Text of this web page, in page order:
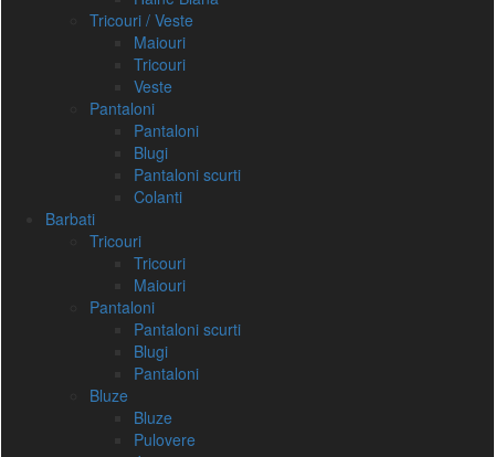
Tricouri / Veste
Maiouri
Tricouri
Veste
Pantaloni
Pantaloni
Blugi
Pantaloni scurti
Colanti
Barbati
Tricouri
Tricouri
Maiouri
Pantaloni
Pantaloni scurti
Blugi
Pantaloni
Bluze
Bluze
Pulovere